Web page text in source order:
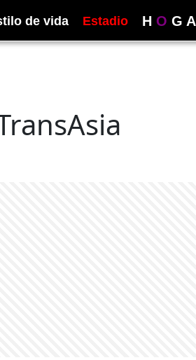
de vida Estadio H O G A